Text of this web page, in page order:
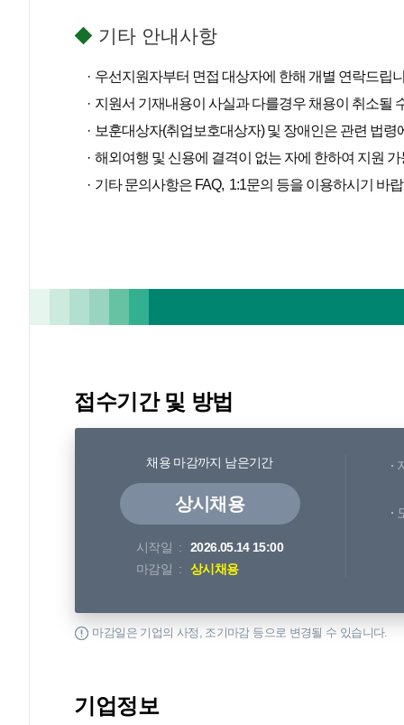
◆ 기타 안내사항
우선지원자부터 면접 대상자에 한해 개별 연락드립
지원서 기재내용이 사실과 다를경우 채용이 취소될
보훈대상자(취업보호대상자) 및 장애인은 관련 법령
해외여행 및 신용에 결격이 없는 자에 한하여 지원
기타 문의사항은 FAQ, 1:1문의 등을 이용하시기 바
접수기간 및 방법
채용 마감까지 남은기간
상시채용
시작일
2026.05.14 15:00
마감일
상시채용
마감일은 기업의 사정, 조기마감 등으로 변경될 수 있습니다.
기업정보